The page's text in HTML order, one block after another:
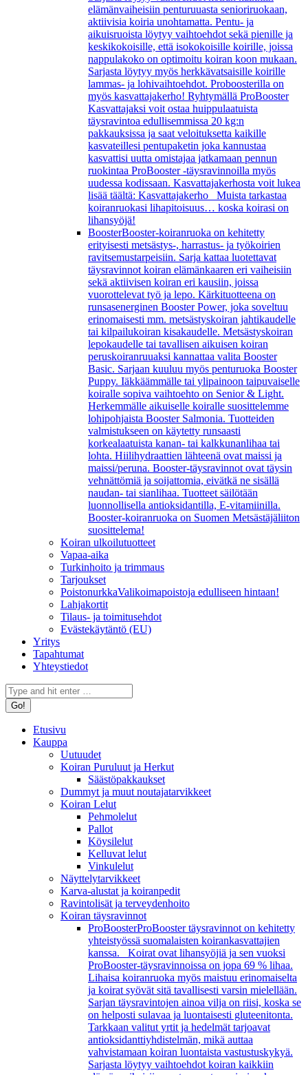
elämänvaiheisiin penturuuasta senioriruokaan,
aktiivisia koiria unohtamatta. Pentu- ja
aikuisruoista löytyy vaihtoehdot sekä pienille ja
keskikokoisille, että isokokoisille koirille, joissa
nappulakoko on optimoitu koiran koon mukaan.
Sarjasta löytyy myös herkkävatsaisille koirille
lammas- ja lohivaihtoehdot. Proboosterilla on
myös kasvattajakerho! Ryhtymällä ProBooster
Kasvattajaksi voit ostaa huippulaatuista
täysravintoa edullisemmissa 20 kg:n
pakkauksissa ja saat veloituksetta kaikille
kasvateillesi pentupaketin joka kannustaa
kasvattisi uutta omistajaa jatkamaan pennun
ruokintaa ProBooster -täysravinnoilla myös
uudessa kodissaan. Kasvattajakerhosta voit lukea
lisää täältä: Kasvattajakerho Muista tarkastaa
koiranruokasi lihapitoisuus… koska koirasi on
lihansyöjä!
BoosterBooster-koiranruoka on kehitetty
erityisesti metsästys-, harrastus- ja työkoirien
ravitsemustarpeisiin. Sarja kattaa luotettavat
täysravinnot koiran elämänkaaren eri vaiheisiin
sekä aktiivisen koiran eri kausiin, joissa
vuorottelevat työ ja lepo. Kärkituotteena on
runsasenerginen Booster Power, joka soveltuu
erinomaisesti mm. metsästyskoiran jahtikaudelle
tai kilpailukoiran kisakaudelle. Metsästyskoiran
lepokaudelle tai tavallisen aikuisen koiran
peruskoiranruuaksi kannattaa valita Booster
Basic. Sarjaan kuuluu myös penturuoka Booster
Puppy. Iäkkäämmälle tai ylipainoon taipuvaiselle
koiralle sopiva vaihtoehto on Senior & Light.
Herkemmälle aikuiselle koiralle suosittelemme
lohipohjaista Booster Salmonia. Tuotteiden
valmistukseen on käytetty runsaasti
korkealaatuista kanan- tai kalkkunanlihaa tai
lohta. Hiilihydraattien lähteenä ovat maissi ja
maissi/peruna. Booster-täysravinnot ovat täysin
vehnättömiä ja soijattomia, eivätkä ne sisällä
naudan- tai sianlihaa. Tuotteet säilötään
luonnollisella antioksidantilla, E-vitamiinilla.
Booster-koiranruoka on Suomen Metsästäjäliiton
suosittelema!
Koiran ulkoilutuotteet
Vapaa-aika
Turkinhoito ja trimmaus
Tarjoukset
PoistonurkkaValikoimapoistoja edulliseen hintaan!
Lahjakortit
Tilaus- ja toimitusehdot
Evästekäytäntö (EU)
Yritys
Tapahtumat
Yhteystiedot
Search:
Etusivu
Kauppa
Uutuudet
Koiran Puruluut ja Herkut
Säästöpakkaukset
Dummyt ja muut noutajatarvikkeet
Koiran Lelut
Pehmolelut
Pallot
Köysilelut
Kelluvat lelut
Vinkulelut
Näyttelytarvikkeet
Karva-alustat ja koiranpedit
Ravintolisät ja terveydenhoito
Koiran täysravinnot
ProBoosterProBooster täysravinnot on kehitetty
yhteistyössä suomalaisten koirankasvattajien
kanssa. Koirat ovat lihansyöjiä ja sen vuoksi
ProBooster-täysravinnoissa on jopa 69 % lihaa.
Lihaisa koiranruoka myös maistuu erinomaiselta
ja koirat syövät sitä tavallisesti varsin mielellään.
Sarjan täysravintojen ainoa vilja on riisi, koska se
on helposti sulavaa ja luontaisesti gluteenitonta.
Tarkkaan valitut yrtit ja hedelmät tarjoavat
antioksidanttiyhdistelmän, mikä auttaa
vahvistamaan koiran luontaista vastustuskykyä.
Sarjasta löytyy vaihtoehdot koiran kaikkiin